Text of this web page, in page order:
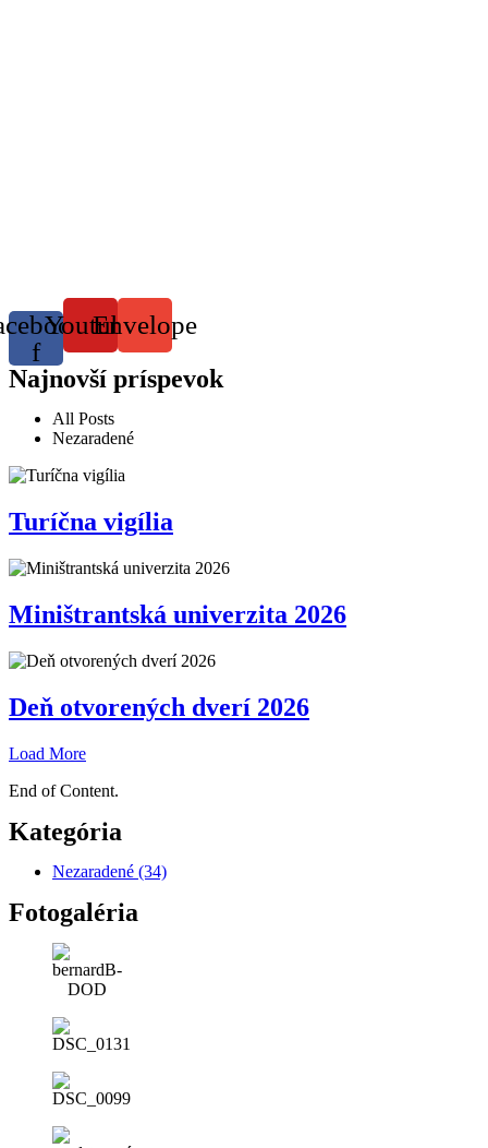
f
YoutubeEnvelope
Najnovší príspevok
All Posts
Nezaradené
Turíčna vigília
Miništrantská univerzita 2026
Deň otvorených dverí 2026
Load More
End of Content.
Kategória
Nezaradené (34)
Fotogaléria